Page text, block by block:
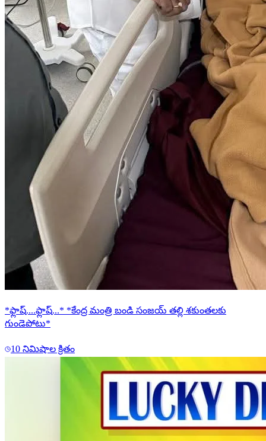
*ఫ్లాష్....ఫ్లాష్...* *కేంద్ర మంత్రి బండి సంజయ్ తల్లి శకుంతలకు
గుండెపోటు*
10 నిమిషాల క్రితం